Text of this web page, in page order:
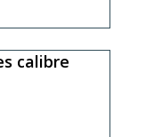
calibre